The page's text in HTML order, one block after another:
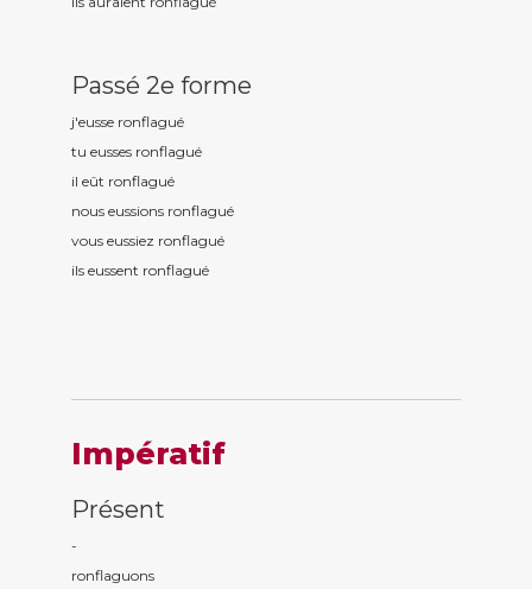
Passé 2e forme
j'eusse ronflagué
tu eusses ronflagué
il eût ronflagué
nous eussions ronflagué
vous eussiez ronflagué
ils eussent ronflagué
Impératif
Présent
-
ronflaguons